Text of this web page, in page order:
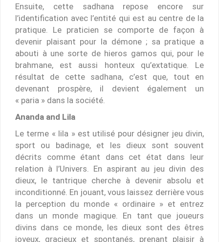
Ensuite, cette sadhana repose encore sur
l’identification avec l’entité qui est au centre de la
pratique. Le praticien se comporte de façon à
devenir plaisant pour la démone ; sa pratique a
abouti à une sorte de hieros gamos qui, pour le
brahmane, est aussi honteux qu’extatique. Le
résultat de cette sadhana, c’est que, tout en
devenant prospère, il devient également un
« paria » dans la société.
Ananda and Lila
Le terme « lila » est utilisé pour désigner jeu divin,
sport ou badinage, et les dieux sont souvent
décrits comme étant dans cet état dans leur
relation à l’Univers. En aspirant au jeu divin des
dieux, le tantrique cherche à devenir absolu et
inconditionné. En jouant, vous laissez derrière vous
la perception du monde « ordinaire » et entrez
dans un monde magique. En tant que joueurs
divins dans ce monde, les dieux sont des êtres
joyeux, gracieux et spontanés, prenant plaisir à